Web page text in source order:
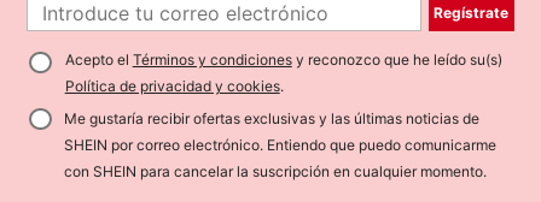
Regístrate
Acepto el Términos y condicionesy reconozco que he leído su(s)
Política de privacidad y cookies.
Me gustaría recibir ofertas exclusivas y las últimas noticias de
SHEIN por correo electrónico. Entiendo que puedo comunicarme
con SHEIN para cancelar la suscripción en cualquier momento.